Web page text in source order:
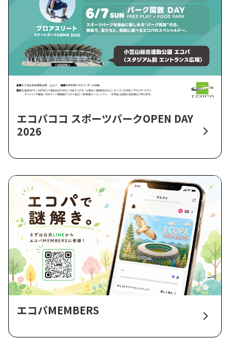
エコパココ スポーツパークOPEN DAY
2026
エコパMEMBERS